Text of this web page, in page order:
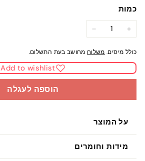
כמות
כולל מיסים. משלוח מחושב בעת התשלום.
Add to wishlist
הוספה לעגלה
על המוצר
מידות וחומרים